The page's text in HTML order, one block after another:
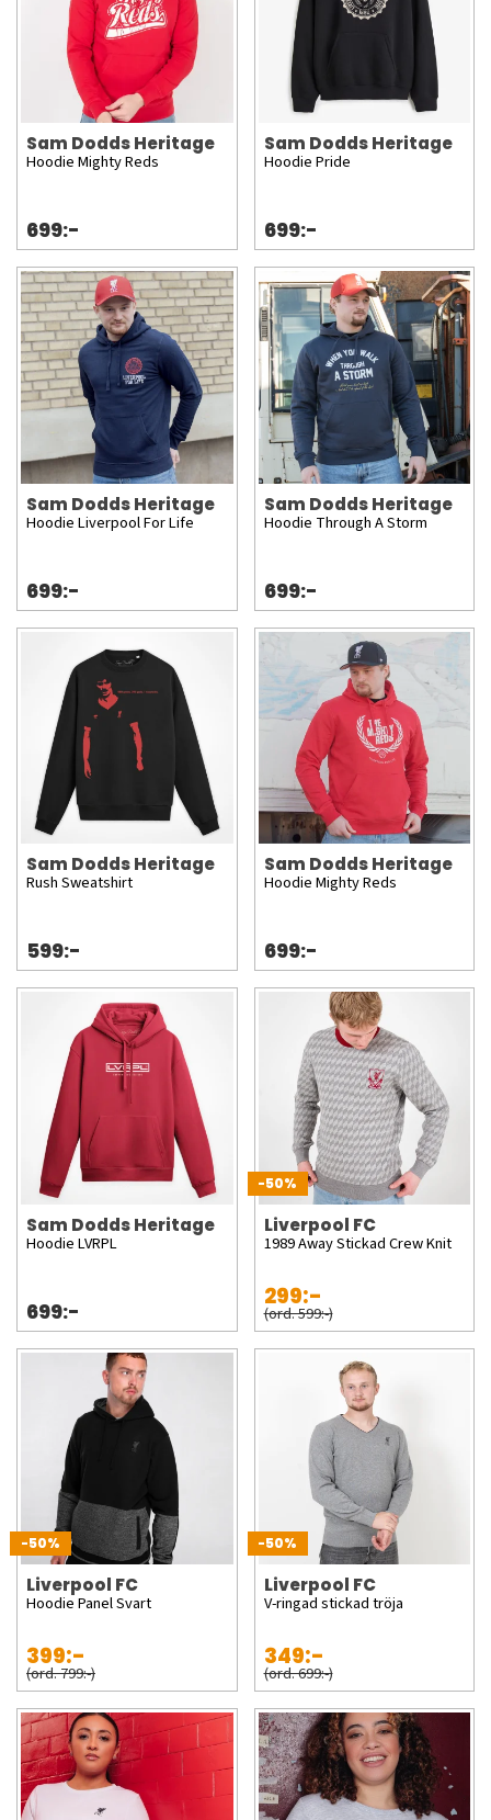
Sam Dodds Heritage
Hoodie Mighty Reds
699:-
Sam Dodds Heritage
Hoodie Pride
699:-
Sam Dodds Heritage
Hoodie Liverpool For Life
699:-
Sam Dodds Heritage
Hoodie Through A Storm
699:-
Sam Dodds Heritage
Rush Sweatshirt
599:-
Sam Dodds Heritage
Hoodie Mighty Reds
699:-
Sam Dodds Heritage
Hoodie LVRPL
699:-
-50%
Liverpool FC
1989 Away Stickad Crew Knit
299:-
(ord. 599:-)
-50%
Liverpool FC
Hoodie Panel Svart
399:-
(ord. 799:-)
-50%
Liverpool FC
V-ringad stickad tröja
349:-
(ord. 699:-)